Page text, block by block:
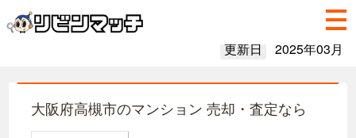
更新日 2025年03月
大阪府高槻市のマンション 売却・査定なら